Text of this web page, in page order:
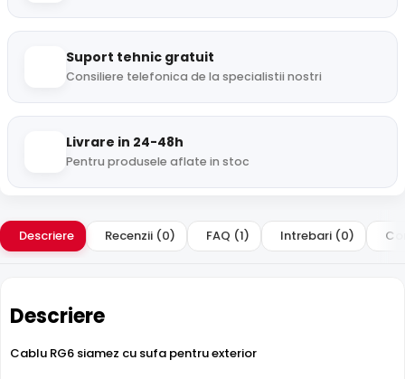
Suport tehnic gratuit
Consiliere telefonica de la specialistii nostri
Livrare in 24-48h
Pentru produsele aflate in stoc
Descriere Recenzii (0) FAQ (1) Intrebari (0)
Descriere
Cablu RG6 siamez cu sufa pentru exterior